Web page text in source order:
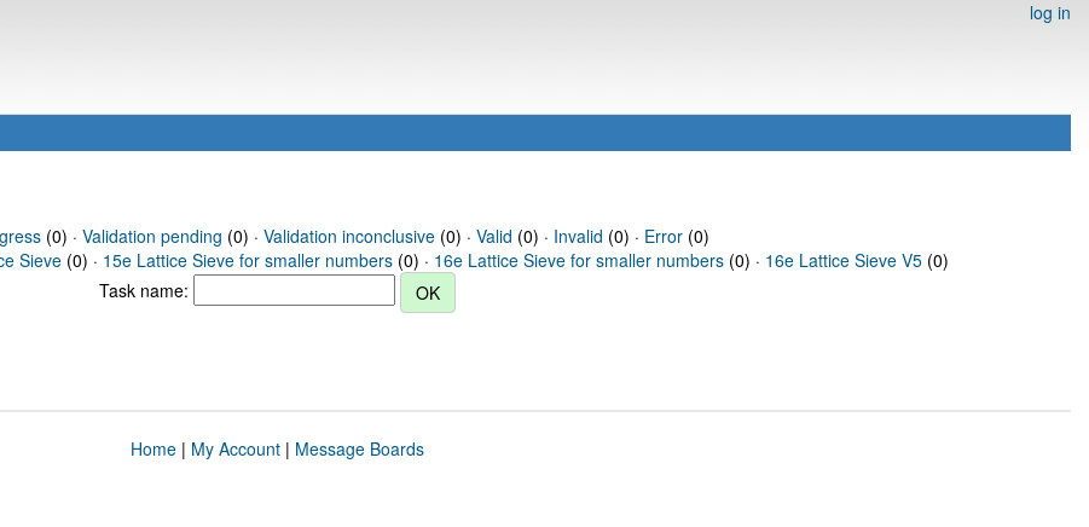
log in
(0) · Validation pending (0) · Validation inconclusive(0) · Valid (0) · Invalid (0) · Error(0)
Sieve (0) · 15e Lattice Sieve for smaller numbers (0) · 16e Lattice Sieve for smaller numbers (0) · 16e Lattice Sieve V5 (0)
Task name:
Home| My Account| Message Boards